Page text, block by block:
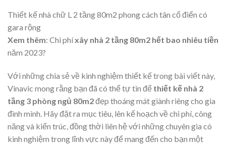
diện tích sử dụng của từng khu vực trong nhà.
ngủ được yêu thích nhất
Thiết kế nhà chữ L 2 tầng 80m2 phong cách tân cổ điển có
gara rộng
Xem thêm: Chi phíxây nhà 2 tầng 80m2 hết bao nhiêu tiền
năm 2023?